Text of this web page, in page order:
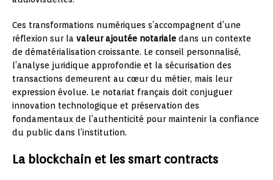
Ces transformations numériques s’accompagnent d’une
réflexion sur la valeur ajoutée notariale dans un contexte
de dématérialisation croissante. Le conseil personnalisé,
l’analyse juridique approfondie et la sécurisation des
transactions demeurent au cœur du métier, mais leur
expression évolue. Le notariat français doit conjuguer
innovation technologique et préservation des
fondamentaux de l’authenticité pour maintenir la confiance
du public dans l’institution.
La blockchain et les smart contracts